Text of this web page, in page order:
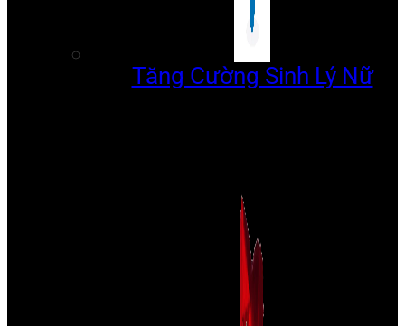
Tăng Cường Sinh Lý Nữ